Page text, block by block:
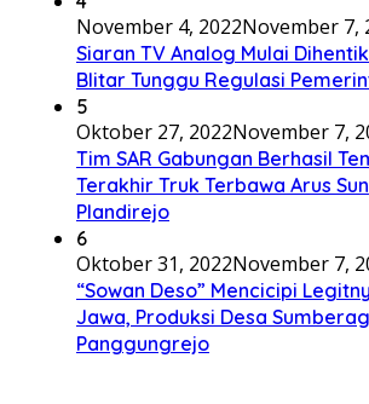
November 4, 2022November 7,
Siaran TV Analog Mulai
Blitar Tunggu Regulasi
5
Oktober 27, 2022November 7,
Tim SAR Gabungan Berhasil
Terakhir Truk Terbawa Arus
Plandirejo
6
Oktober 31, 2022November 7,
“Sowan Deso” Mencicipi
Jawa, Produksi Desa
Panggungrejo